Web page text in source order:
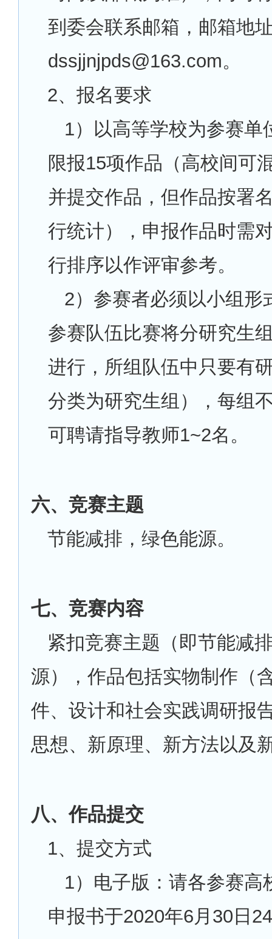
到委会联系邮箱，邮箱地
dssjjnjpds@163.com。
2、报名要求
1）以高等学校为参赛单
限报15项作品（高校间可
并提交作品，但作品按署
行统计），申报作品时需
行排序以作评审参考。
2）参赛者必须以小组形
参赛队伍比赛将分研究生
进行，所组队伍中只要有
分类为研究生组），每组
可聘请指导教师1~2名。
六、竞赛主题
节能减排，绿色能源。
七、竞赛内容
紧扣竞赛主题（即节能减
源），作品包括实物制作（
件、设计和社会实践调研报
思想、新原理、新方法以及
八、作品提交
1、提交方式
1）电子版：请各参赛高
申报书于2020年6月30日